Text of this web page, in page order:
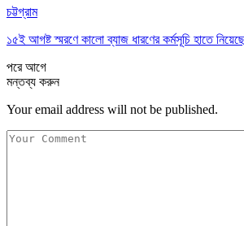
চট্টগ্রাম
১৫ই আগষ্ট স্মরণে কালো ব্যাজ ধারণের কর্মসূচি হাতে
পরেআগে
মন্তব্য করুন
Your email address will not be published.